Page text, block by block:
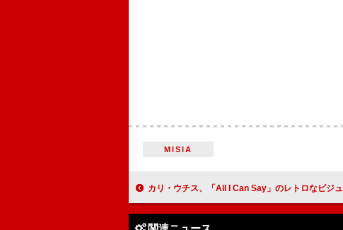
MISIA
カリ・ウチス、「All I Can Say」のレトロなビジュアライザー解禁